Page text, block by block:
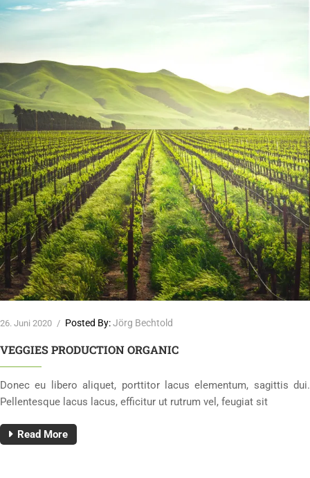
26. Juni 2020 / Posted By:Jörg Bechtold
VEGGIES PRODUCTION ORGANIC
Donec eu libero aliquet, porttitor lacus elementum, sagittis dui.
Pellentesque lacus lacus, efficitur ut rutrum vel, feugiat sit
Read More